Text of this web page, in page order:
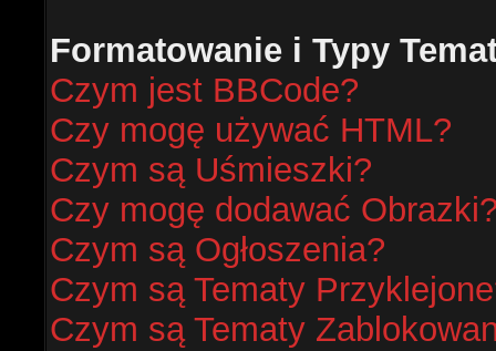
Formatowanie i Typy
Czym jest BBCode?
Czy mogę używać HTML?
Czym są Uśmieszki?
Czy mogę dodawać
Czym są Ogłoszenia?
Czym są Tematy
Czym są Tematy